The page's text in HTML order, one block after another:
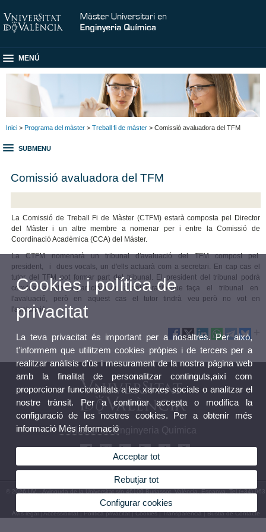
MENÚ
Inici > Programa del màster > Treball fi de màster > Comissió avaluadora del TFM
SUBMENU
Comissió avaluadora del TFM
La Comissió de Treball Fi de Màster (CTFM) estarà composta pel Director
del Màster i un altre membre a nomenar per i entre la Comissió de
Coordinació Acadèmica (CCA) del Máster.
La CTFM nomenarà un tribunal d'avaluació del TFM compost pel
president, i dues vocals, un d'ells actuarà com a secretari. En cap cas el
tutor del TFM pot formar part del tribunal. El president del tribunal podrà
convidar al tutor a participar en la deliberació que faça el tribunal en
l'avaluació, però en aquest cas el tutor tindrà veu però no vot en
l'avaluació
Màster en Enginyeria Química
© 2026 UV. - Avinguda de la Universitat s/n 46100 Burjassot. València. Espanya. Tel (+34) 963
Avís legal|Accessibilitat|Política privacitat|Cookies|Transparència|Bústia de Contacte
Cookies i política de
privacitat
La teva privacitat és important per a nosaltres. Per això,
t'informem que utilitzem cookies pròpies i de tercers per a
realitzar anàlisis d'ús i mesurament de la nostra pàgina web
amb la finalitat de personalitzar continguts,així com
proporcionar funcionalitats a les xarxes socials o analitzar el
nostre trànsit. Per a continuar accepta o modifica la
configuració de les nostres cookies. Per a obtenir més
informació Més informació
Acceptar tot
Rebutjar tot
Configurar cookies